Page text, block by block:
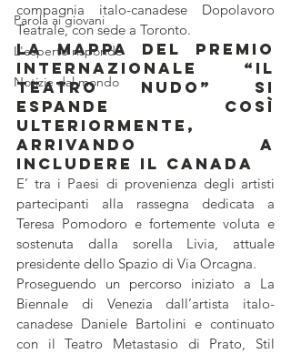
Parola ai giovani
L'esperto risponde
Notizie dal mondo
compagnia italo-canadese Dopolavoro
Teatrale, con sede a Toronto.
La mappa del Premio
Internazionale “Il
Teatro Nudo” si
espande così
ulteriormente,
arrivando a
includere il Canada
E’ tra i Paesi di provenienza degli artisti
partecipanti alla rassegna dedicata a
Teresa Pomodoro e fortemente voluta e
sostenuta dalla sorella Livia, attuale
presidente dello Spazio di Via Orcagna.
Proseguendo un percorso iniziato a La
Biennale di Venezia dall’artista italo-
canadese Daniele Bartolini e continuato
con il Teatro Metastasio di Prato, Stil